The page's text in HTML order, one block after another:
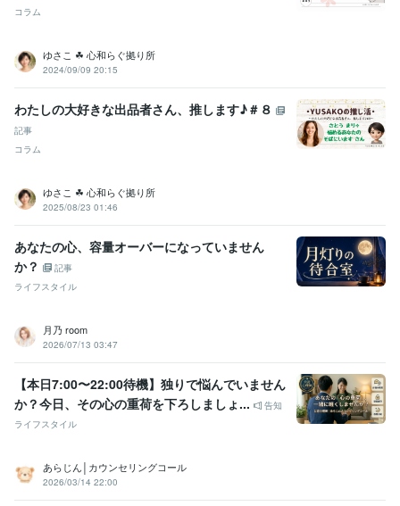
コラム
ゆさこ ☘ 心和らぐ拠り所
2024/09/09 20:15
わたしの大好きな出品者さん、推します♪＃８
記事
コラム
ゆさこ ☘ 心和らぐ拠り所
2025/08/23 01:46
あなたの心、容量オーバーになっていません
か？
記事
ライフスタイル
月乃 room
2026/07/13 03:47
【本日7:00〜22:00待機】独りで悩んでいません
か？今日、その心の重荷を下ろしましょ...
告知
ライフスタイル
あらじん│カウンセリングコール
2026/03/14 22:00